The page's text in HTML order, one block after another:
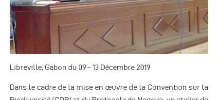
Libreville, Gabon du 09 – 13 Décembre 2019
Dans le cadre de la mise en œuvre de la Convention sur la